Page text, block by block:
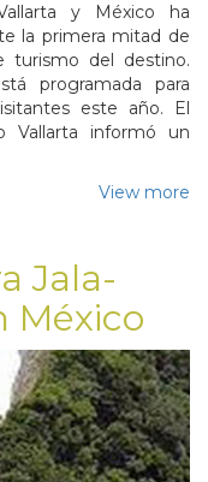
y México ha
la primera mitad de
turismo del destino.
programada para
este año. El
Vallarta informó un
View more
Jala-
México